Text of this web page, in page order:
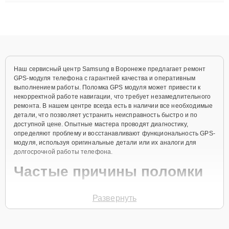
Наш сервисный центр Samsung в Воронеже предлагает ремонт
GPS-модуля телефона с гарантией качества и оперативным
выполнением работы. Поломка GPS модуля может привести к
некорректной работе навигации, что требует незамедлительного
ремонта. В нашем центре всегда есть в наличии все необходимые
детали, что позволяет устранить неисправность быстро и по
доступной цене. Опытные мастера проводят диагностику,
определяют проблему и восстанавливают функциональность GPS-
модуля, используя оригинальные детали или их аналоги для
долгосрочной работы телефона.
Частые причины поломки
Механические повреждения при падении
Развернуть